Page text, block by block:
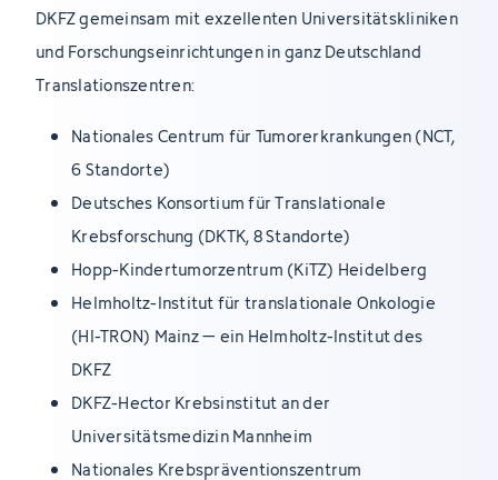
DKFZ gemeinsam mit exzellenten Universitätskliniken
und Forschungseinrichtungen in ganz Deutschland
Translationszentren:
Nationales Centrum für Tumorerkrankungen (NCT,
6 Standorte)
Deutsches Konsortium für Translationale
Krebsforschung (DKTK, 8 Standorte)
Hopp-Kindertumorzentrum (KiTZ) Heidelberg
Helmholtz-Institut für translationale Onkologie
(HI-TRON) Mainz – ein Helmholtz-Institut des
DKFZ
DKFZ-Hector Krebsinstitut an der
Universitätsmedizin Mannheim
Nationales Krebspräventionszentrum